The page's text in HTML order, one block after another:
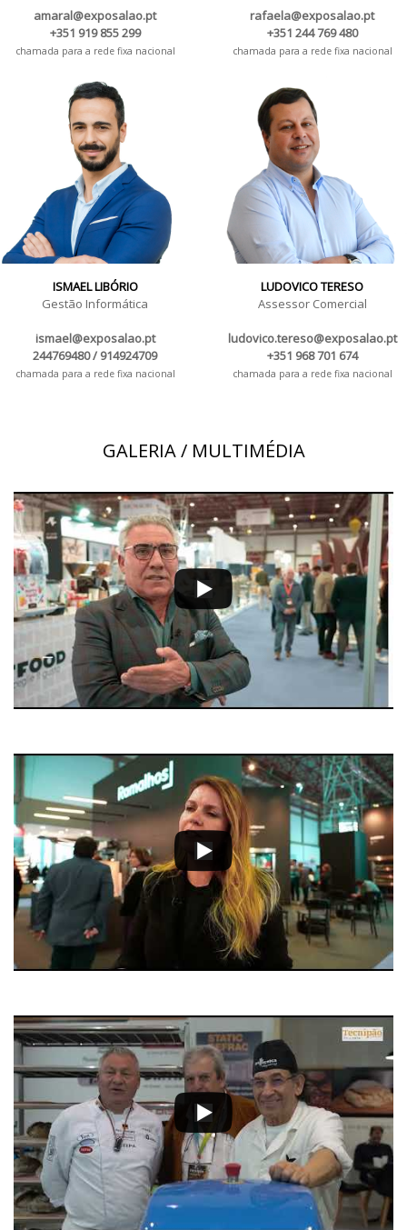
amaral@exposalao.pt
+351 919 855 299
chamada para a rede fixa nacional
rafaela@exposalao.pt
+351 244 769 480
chamada para a rede fixa nacional
ISMAEL LIBÓRIO
Gestão Informática
ismael@exposalao.pt
244769480 / 914924709
chamada para a rede fixa nacional
LUDOVICO TERESO
Assessor Comercial
ludovico.tereso@exposalao.pt
+351 968 701 674
chamada para a rede fixa nacional
GALERIA / MULTIMÉDIA